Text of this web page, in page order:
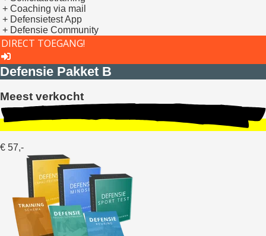
+ Coaching via mail
+ Defensietest App
+ Defensie Community
DIRECT TOEGANG!
Defensie Pakket B
Meest verkocht
€ 57,-